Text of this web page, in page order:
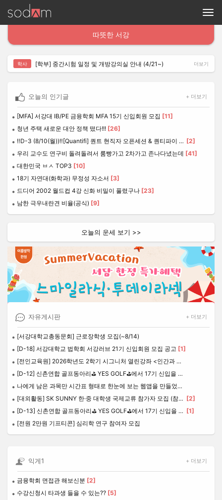
서담 - 서강대 커뮤니티
서강대생의 캠퍼스 라이프, 서담에서 시작하세요. 학교 소식부터 강의
따뜻한 서강
학사 [학부] 중간시험 일정 및 개방강의실 안내 (4/21~) 더보기
오늘의 인기글 + 더보기
[MFA] 서강대 IB/PE 금융학회 MFA 15기 신입회원 모집 [11]
청년 주택 새로운 대안 정책 떴다!!! [26]
‼️D-3 (8/10(월))‼️[Quantifi] 퀀트 현직자 오픈세션 & 퀀티파이 7기 리크루팅 설명회
[2]
우리 교수도 연구비 돌려돌려서 룸빵가고 2차가고 존나다녔는데 [41]
대한민국 ㅂㅅ TOP3 [10]
18기 자연대(화학과) 무정성 자소서 [3]
드디어 2002 월드컵 4강 신화 비밀이 풀렸구나 [23]
남한 극우내란견 비율(공식) [9]
오늘의 운세 보기 >>
자유게시판 + 더보기
[서강대학교총동문회] 근로장학생 모집(~8/14)
[D-18] 서강대학교 법학회 서강러브 21기 신입회원 모집 공고 [1]
[전인교육원] 2026학년도 2학기 시그니처 열린강좌 <인간과 영성> 개설 안내
[D-12] 신촌연합 골프동아리⛳️ YES GOLF⛳️에서 17기 신입을 모집합니다. ❤️연세/이화/서강❤️
나에게 남은 과목만 시간표 형태로 한눈에 보는 웹앱을 만들었습니다.
[대외활동] SK SUNNY 한·중 대학생 국제교류 참가자 모집 (참가비 전액 지원)
[2]
[D-13] 신촌연합 골프동아리⛳️ YES GOLF⛳️에서 17기 신입을 모집합니다. ❤️연세/이화/서강❤️
[1]
[전원 2만원 기프티콘] 심리학 연구 참여자 모집
익게1 + 더보기
금융학회 면접관 해보신분 [2]
수강신청시 타과생 들을 수 있는?? [5]